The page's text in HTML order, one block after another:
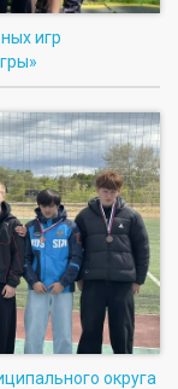
игр
округа